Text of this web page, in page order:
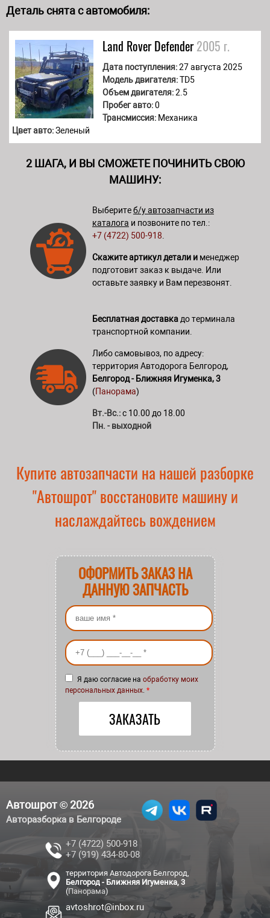
Деталь снята с автомобиля:
Land Rover Defender2005 г.
Дата поступления:27 августа 2025
Модель двигателя:TD5
Объем двигателя:2.5
Пробег авто:0
Трансмиссия: Механика
Цвет авто:Зеленый
2 ШАГА, И ВЫ СМОЖЕТЕ ПОЧИНИТЬ СВОЮ
МАШИНУ:
Выберитеб/у автозапчасти из
каталога и позвоните по тел.:
+7 (4722) 500-918
Скажите артикул детали и менеджер
подготовит заказ к выдаче. Или
оставьте заявку и Вам перезвонят.
Бесплатная доставка до терминала
транспортной компании.
Либо самовывоз, по адресу:
территория Автодорога Белгород,
Белгород - Ближняя Игуменка, 3
(Панорама)
Вт.-Вс.:с 10.00 до 18.00
Пн. - выходной
Купите автозапчасти на нашей разборке
"Автошрот" восстановите машину и
наслаждайтесь вождением
ОФОРМИТЬ ЗАКАЗ НА
ДАННУЮ ЗАПЧАСТЬ
Ваше имя
Ваш номер телефона
Я даю согласие на обработку моих
персональных данных. *
Автошрот © 2026
Авторазборка в Белгороде
+7 (4722) 500-918
+7 (919) 434-80-08
территория Автодорога Белгород,
Белгород - Ближняя Игуменка, 3
(Панорама)
avtoshrot@inbox.ru